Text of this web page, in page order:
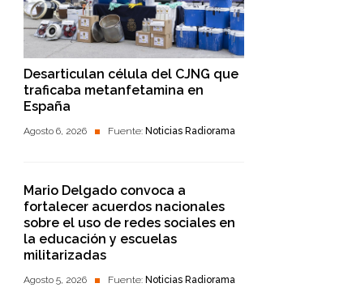
Desarticulan célula del CJNG que
traficaba metanfetamina en
España
Agosto 6, 2026 Fuente: Noticias Radiorama
Mario Delgado convoca a
fortalecer acuerdos nacionales
sobre el uso de redes sociales en
la educación y escuelas
militarizadas
Agosto 5, 2026 Fuente: Noticias Radiorama